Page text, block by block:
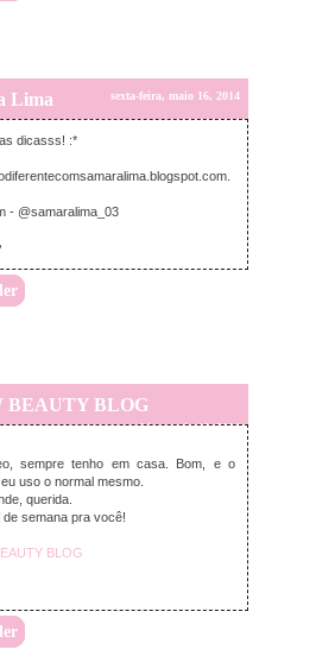
Lima sexta-feira, maio 16, 2014
dicasss! :*
- @samaralima_03
BEAUTY BLOG
sexta-feira, maio 16, 2014
sempre tenho em casa. Bom, e o
uso o normal mesmo.
querida.
de semana pra você!
BLOG